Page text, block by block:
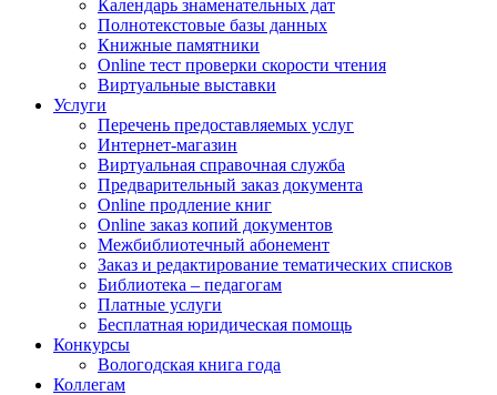
Календарь знаменательных дат
Полнотекстовые базы данных
Книжные памятники
Online тест проверки скорости чтения
Виртуальные выставки
Услуги
Перечень предоставляемых услуг
Интернет-магазин
Виртуальная справочная служба
Предварительный заказ документа
Online продление книг
Online заказ копий документов
Межбиблиотечный абонемент
Заказ и редактирование тематических списков
Библиотека – педагогам
Платные услуги
Бесплатная юридическая помощь
Конкурсы
Вологодская книга года
Коллегам